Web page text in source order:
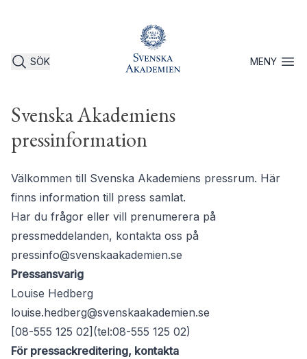
SÖK MENYÖppna
Svenska Akademiens
pressinformation
Välkommen till Svenska Akademiens pressrum. Här
finns information till press samlat.
Har du frågor eller vill prenumerera på
pressmeddelanden, kontakta oss på
pressinfo@svenskaakademien.se
Pressansvarig
Louise Hedberg
louise.hedberg@svenskaakademien.se
[08-555 125 02](tel:08-555 125 02)
För pressackreditering, kontakta